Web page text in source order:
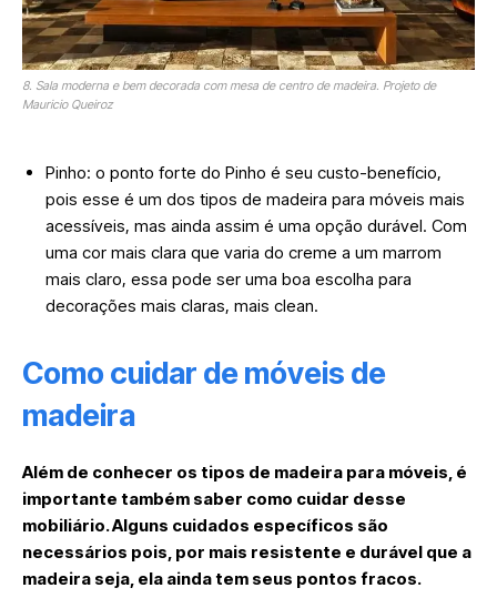
8. Sala moderna e bem decorada com mesa de centro de madeira. Projeto de
Mauricio Queiroz
Pinho: o ponto forte do Pinho é seu custo-benefício,
pois esse é um dos tipos de madeira para móveis mais
acessíveis, mas ainda assim é uma opção durável. Com
uma cor mais clara que varia do creme a um marrom
mais claro, essa pode ser uma boa escolha para
decorações mais claras, mais clean.
Como cuidar de móveis de
madeira
Além de conhecer os tipos de madeira para móveis, é
importante também saber como cuidar desse
mobiliário. Alguns cuidados específicos são
necessários pois, por mais resistente e durável que a
madeira seja, ela ainda tem seus pontos fracos.